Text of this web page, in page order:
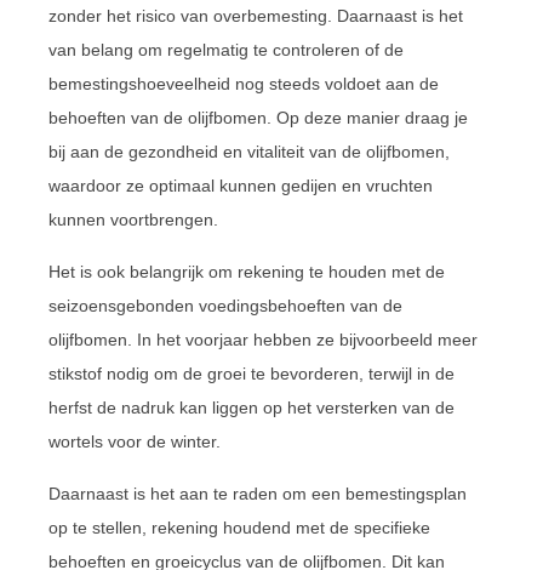
zonder het risico van overbemesting. Daarnaast is het
van belang om regelmatig te controleren of de
bemestingshoeveelheid nog steeds voldoet aan de
behoeften van de olijfbomen. Op deze manier draag je
bij aan de gezondheid en vitaliteit van de olijfbomen,
waardoor ze optimaal kunnen gedijen en vruchten
kunnen voortbrengen.
Het is ook belangrijk om rekening te houden met de
seizoensgebonden voedingsbehoeften van de
olijfbomen. In het voorjaar hebben ze bijvoorbeeld meer
stikstof nodig om de groei te bevorderen, terwijl in de
herfst de nadruk kan liggen op het versterken van de
wortels voor de winter.
Daarnaast is het aan te raden om een bemestingsplan
op te stellen, rekening houdend met de specifieke
behoeften en groeicyclus van de olijfbomen. Dit kan